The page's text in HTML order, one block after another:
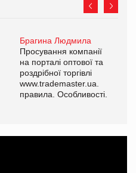
Брагина Людмила
Просування компанії
на порталі оптової та
роздрібної торгівлі
www.trademaster.ua.
правила. Особливості.